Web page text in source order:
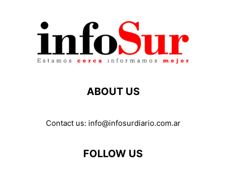
ABOUT US
Contact us: info@infosurdiario.com.ar
FOLLOW US